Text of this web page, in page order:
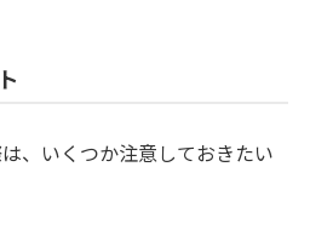
、いくつか注意しておきたい